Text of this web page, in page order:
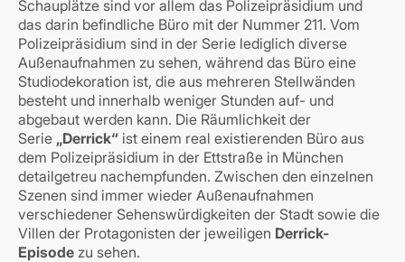
Schauplätze sind vor allem das Polizeipräsidium und
das darin befindliche Büro mit der Nummer 211. Vom
Polizeipräsidium sind in der Serie lediglich diverse
Außenaufnahmen zu sehen, während das Büro eine
Studiodekoration ist, die aus mehreren Stellwänden
besteht und innerhalb weniger Stunden auf- und
abgebaut werden kann. Die Räumlichkeit der
Serie „Derrick“ ist einem real existierenden Büro aus
dem Polizeipräsidium in der Ettstraße in München
detailgetreu nachempfunden. Zwischen den einzelnen
Szenen sind immer wieder Außenaufnahmen
verschiedener Sehenswürdigkeiten der Stadt sowie die
Villen der Protagonisten der jeweiligen Derrick-
Episode zu sehen.